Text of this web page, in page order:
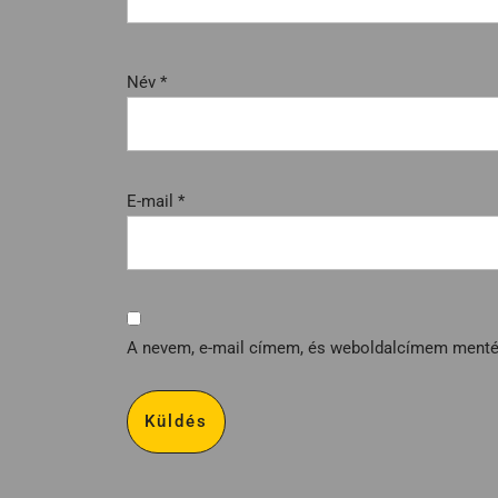
Név *
E-mail *
A nevem, e-mail címem, és weboldalcímem